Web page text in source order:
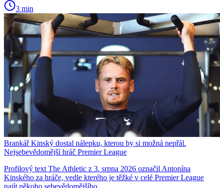
3 min
Brankář Kinský dostal nálepku, kterou by si možná nepřál.
Nejsebevědomější hráč Premier League
Profilový text The Athletic z 3. srpna 2026 označil Antonína
Kinského za hráče, vedle kterého je těžké v celé Premier League
najít někoho sebevědomějšího.